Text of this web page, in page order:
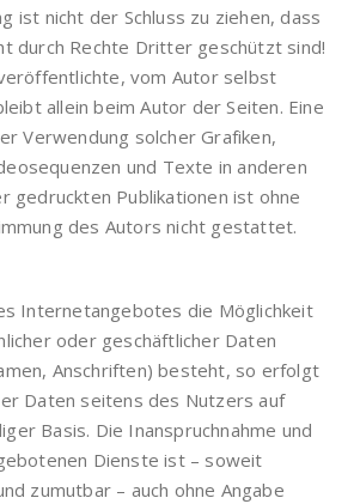
ist nicht der Schluss zu ziehen, dass
durch Rechte Dritter geschützt sind!
vom Autor selbst
allein beim Autor der Seiten. Eine
Verwendung solcher Grafiken,
und Texte in anderen
gedruckten Publikationen ist ohne
des Autors nicht gestattet.
Internetangebotes die Möglichkeit
oder geschäftlicher Daten
Anschriften) besteht, so erfolgt
Daten seitens des Nutzers auf
Basis. Die Inanspruchnahme und
Dienste ist – soweit
zumutbar – auch ohne Angabe